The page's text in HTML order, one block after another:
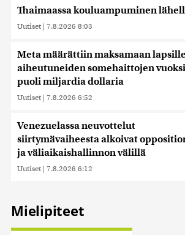
Thaimaassa kouluampuminen
Uutiset | 7.8.2026 8:03
Meta määrättiin maksamaan lapsille
aiheutuneiden somehaittojen vuoksi
puoli miljardia dollaria
Uutiset | 7.8.2026 6:52
Venezuelassa neuvottelut
siirtymävaiheesta alkoivat
ja väliaikaishallinnon välillä
Uutiset | 7.8.2026 6:12
Mielipiteet